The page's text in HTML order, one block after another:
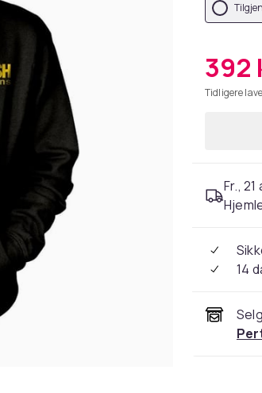
392
Tidligere
Fr., 21
14